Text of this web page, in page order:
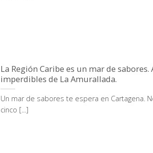
La Región Caribe es un mar de
imperdibles de La Amurallada.​
Un mar de sabores te espera en Cartagena.
cinco [...]